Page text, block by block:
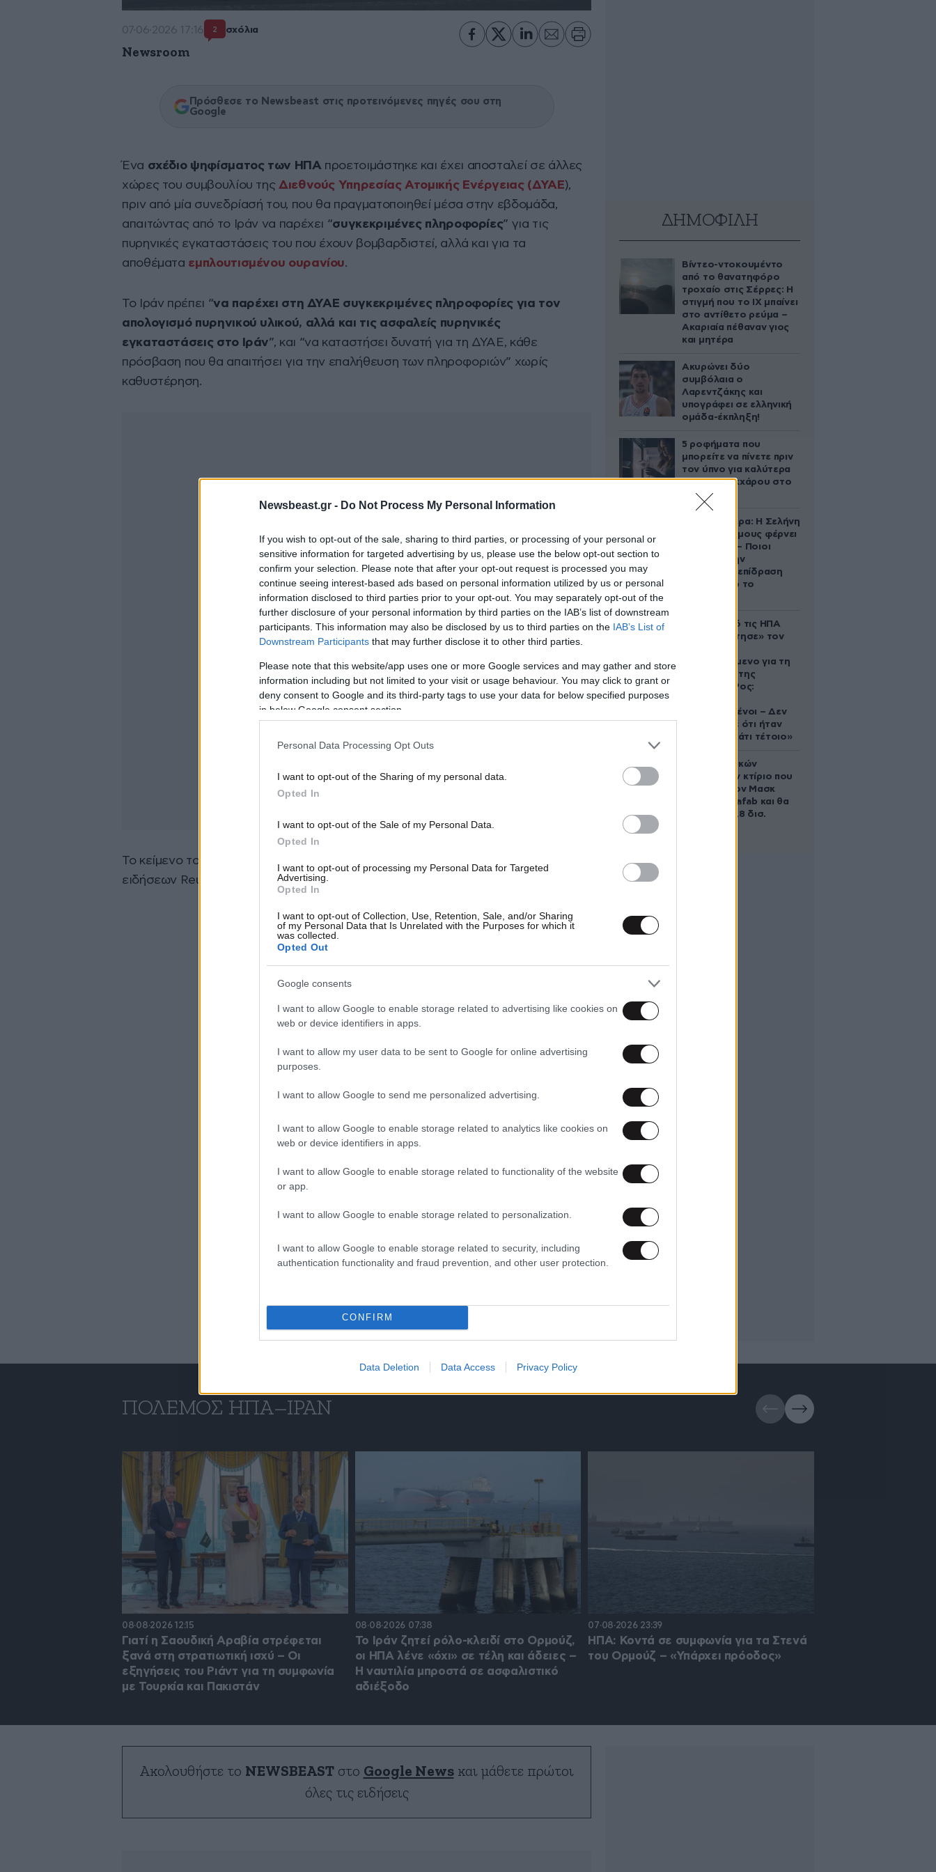
Newsbeast.gr - Do Not Process My Personal Information
If you wish to opt-out of the sale, sharing to third parties, or processing of your personal or
sensitive information for targeted advertising by us, please use the below opt-out section to
confirm your selection. Please note that after your opt-out request is processed you may
continue seeing interest-based ads based on personal information utilized by us or personal
information disclosed to third parties prior to your opt-out. You may separately opt-out of the
further disclosure of your personal information by third parties on the IAB’s list of downstream
participants. This information may also be disclosed by us to third parties on the IAB’s List of
Downstream Participants that may further disclose it to other third parties.
Please note that this website/app uses one or more Google services and may gather and store
information including but not limited to your visit or usage behaviour. You may click to grant or
deny consent to Google and its third-party tags to use your data for below specified purposes
in below Google consent section.
Personal Data Processing Opt Outs
I want to opt-out of the Sharing of my personal data.
Opted In
I want to opt-out of the Sale of my Personal Data.
Opted In
I want to opt-out of processing my Personal Data for Targeted
Advertising.
Opted In
I want to opt-out of Collection, Use, Retention, Sale, and/or Sharing
of my Personal Data that Is Unrelated with the Purposes for which it
was collected.
Opted Out
Google consents
I want to allow Google to enable storage related to advertising like cookies on
web or device identifiers in apps.
I want to allow my user data to be sent to Google for online advertising
purposes.
I want to allow Google to send me personalized advertising.
I want to allow Google to enable storage related to analytics like cookies on
web or device identifiers in apps.
I want to allow Google to enable storage related to functionality of the website
or app.
I want to allow Google to enable storage related to personalization.
I want to allow Google to enable storage related to security, including
authentication functionality and fraud prevention, and other user protection.
CONFIRM
Data Deletion Data Access Privacy Policy
07·06·2026 17:16 2 σχόλια
Newsroom
Πρόσθεσε το Newsbeast στις προτεινόμενες πηγές σου στη
Google
Ένα σχέδιο ψηφίσματος των ΗΠΑ προετοιμάστηκε και έχει αποσταλεί σε άλλες
χώρες του συμβουλίου της Διεθνούς Υπηρεσίας Ατομικής Ενέργειας (ΔΥΑΕ),
πριν από μία συνεδρίασή του, που θα πραγματοποιηθεί μέσα στην εβδομάδα,
απαιτώντας από το Ιράν να παρέχει “συγκεκριμένες πληροφορίες” για τις
πυρηνικές εγκαταστάσεις του που έχουν βομβαρδιστεί, αλλά και για τα
αποθέματα εμπλουτισμένου ουρανίου.
Το Ιράν πρέπει “να παρέχει στη ΔΥΑΕ συγκεκριμένες πληροφορίες για τον
απολογισμό πυρηνικού υλικού, αλλά και τις ασφαλείς πυρηνικές
εγκαταστάσεις στο Ιράν”, και “να καταστήσει δυνατή για τη ΔΥΑΕ, κάθε
πρόσβαση που θα απαιτήσει για την επαλήθευση των πληροφοριών” χωρίς
καθυστέρηση.
Το κείμενο του σχεδίου ψηφίσματος διαβάστηκε σήμερα από το πρακτορείο
ειδήσεων Reuters.
ΔΗΜΟΦΙΛΗ
Βίντεο-ντοκουμέντο
από το θανατηφόρο
τροχαίο στις Σέρρες: Η
στιγμή που το ΙΧ μπαίνει
στο αντίθετο ρεύμα –
Ακαριαία πέθαναν γιος
και μητέρα
Ακυρώνει δύο
συμβόλαια ο
Λαρεντζάκης και
υπογράφει σε ελληνική
ομάδα-έκπληξη!
5 ροφήματα που
μπορείτε να πίνετε πριν
τον ύπνο για καλύτερα
επίπεδα σακχάρου στο
αίμα
Ζώδια σήμερα: Η Σελήνη
στους Διδύμους φέρνει
ανατροπές – Ποιοι
δέχονται την
ευεργετική επίδραση
του Δία από το
Ζευγάρι από τις ΗΠΑ
που «υιοθέτησε» τον
κατηγορούμενο για τη
δολοφονία της
Ελίζαμπεθ Ρος:
συντετριμμένοι – Δεν
έδειξε ποτέ ότι ήταν
ικανός για κάτι τέτοιο»
Το φαραωνικών
διαστάσεων κτίριο που
χτίζει ο Έλον Μασκ
λέγεται Terafab και θα
κοστίσει 16,8 δισ.
ΠΌΛΕΜΟΣ ΗΠΑ–ΙΡΆΝ
08·08·2026 12:15
Γιατί η Σαουδική Αραβία στρέφεται
ξανά στη στρατιωτική ισχύ – Οι
εξηγήσεις του Ριάντ για τη συμφωνία
με Τουρκία και Πακιστάν
08·08·2026 07:38
Το Ιράν ζητεί ρόλο-κλειδί στο Ορμούζ,
οι ΗΠΑ λένε «όχι» σε τέλη και άδειες –
Η ναυτιλία μπροστά σε ασφαλιστικό
αδιέξοδο
07·08·2026 23:39
ΗΠΑ: Κοντά σε συμφωνία για τα Στενά
του Ορμούζ – «Υπάρχει πρόοδος»
Ακολουθήστε το NEWSBEASTστο Google Newsκαι μάθετε πρώτοι
όλες τις ειδήσεις